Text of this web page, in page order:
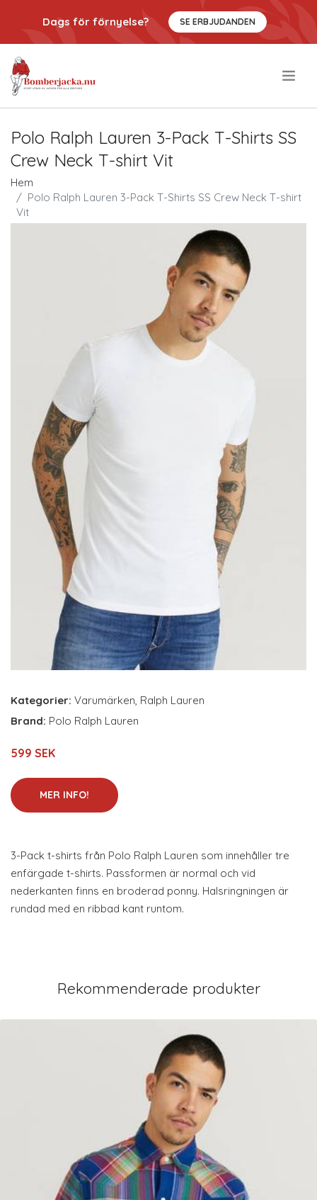
Dags för förnyelse? SE ERBJUDANDEN
Polo Ralph Lauren 3-Pack T-Shirts SS
Crew Neck T-shirt Vit
Hem
Polo Ralph Lauren 3-Pack T-Shirts SS Crew Neck T-shirt
Vit
Kategorier: Varumärken Ralph Lauren
Brand: Polo Ralph Lauren
599 SEK
MER INFO!
3-Pack t-shirts från Polo Ralph Lauren som innehåller tre
enfärgade t-shirts. Passformen är normal och vid
nederkanten finns en broderad ponny. Halsringningen är
rundad med en ribbad kant runtom.
Rekommenderade produkter